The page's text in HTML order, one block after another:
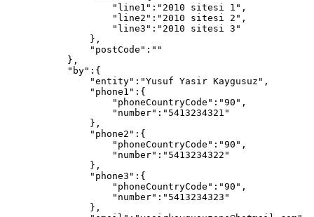
" line1 " : " 2010 sitesi 1 " ,
" line2 " : " 2010 sitesi 2 " ,
" line3 " : " 2010 sitesi 3 "
},
" postCode " : ""
},
" by" : {
"entity" : "Yusuf Yasir Kaygusuz " ,
" phone1 " : {
" phoneCountryCode " : "90 " ,
" number" : " 5413234321 "
},
" phone2 " : {
" phoneCountryCode " : "90 " ,
" number" : " 5413234322 "
},
" phone3 " : {
" phoneCountryCode " : "90 " ,
" number" : " 5413234323 "
},